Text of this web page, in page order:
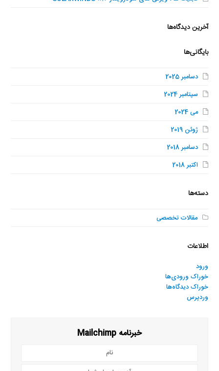
آخرین دیدگاه‌ها
بایگانی‌ها
دسامبر 2025
سپتامبر 2024
می 2024
ژوئن 2019
دسامبر 2018
اکتبر 2018
دسته‌ها
مقالات تخصصی
اطلاعات
ورود
خوراک ورودی‌ها
خوراک دیدگاه‌ها
وردپرس
خبرنامه Mailchimp